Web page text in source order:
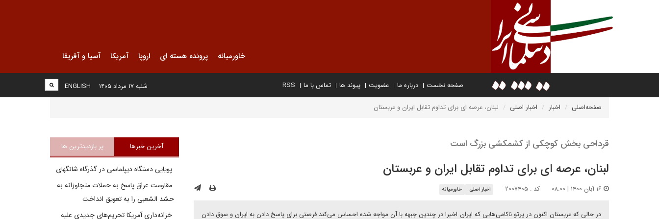
خاورمیانه پرونده هسته ای اروپا آمریکا آسیا و آفریقا
صفحه نخست درباره ما عضویت پیوند ها تماس با ما RSS
ENGLISH شنبه ۱۷ مرداد ۱۴۰۵
صفحه‌اصلی اخبار اخبار اصلی لبنان، عرصه ای برای تداوم تقابل ایران و عربستان
قرداحی بخش کوچکی از کشمکشی بزرگ است
لبنان، عرصه ای برای تداوم تقابل ایران و عربستان
کد : ۲۰۰۷۴۰۵ اخبار اصلی خاورمیانه
در حالی که عربستان اکنون در پرتو ناکامی‌هایی که ایران اخیرا در چندین جبهه با آن مواجه شده احساس می‌کند فرصتی برای پاسخ دادن به ایران و سوق دادن
آخرین خبرها پر بازدیدترین ها
پویایی دستگاه دیپلماسی در گذرگاه شانگهای
مقاومت عراق پاسخ به حملات متجاوزانه به
حشد الشعبی را به تعویق انداخت
خزانه‌داری آمریکا تحریم‌های جدیدی علیه